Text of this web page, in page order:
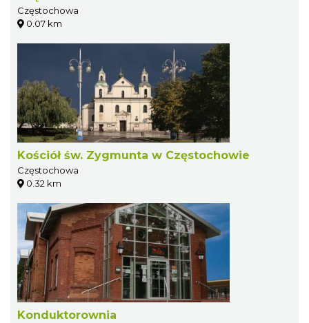
Częstochowa
0.07 km
Kościół św. Zygmunta w Częstochowie
Częstochowa
0.32 km
Konduktorownia